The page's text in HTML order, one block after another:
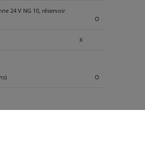
24 V NG 10, réservoir
O
X
O